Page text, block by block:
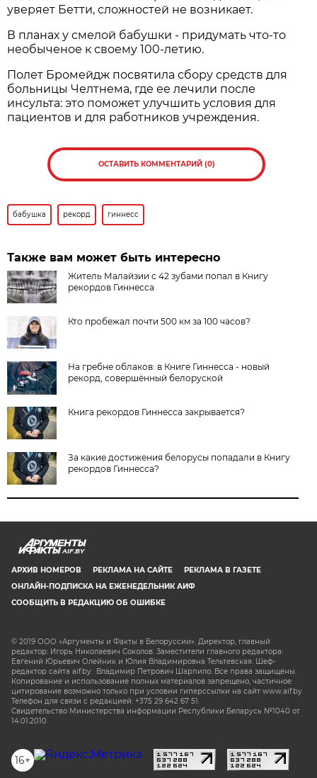
уверяет Бетти, сложностей не возникает.
В планах у смелой бабушки - придумать что-то
необыченое к своему 100-летию.
Полет Бромейдж посвятила сбору средств для
больницы Челтнема, где ее лечили после
инсульта: это поможет улучшить условия для
пациентов и для работников учреждения.
ОСТАВИТЬ КОММЕНТАРИЙ (0)
бабушка рекорд гиннесс
Также вам может быть интересно
Житель Малайзии с 42 зубами попал в Книгу
рекордов Гиннесса
Кто пробежал почти 500 км за 100 часов?
На гребне облаков: в Книге Гиннесса - новый
рекорд, совершённый белоруской
Книга рекордов Гиннесса закрывается?
За какие достижения белорусы попадали в Книгу
рекордов Гиннесса?
AIF.BY
АРХИВ НОМЕРОВ РЕКЛАМА НА САЙТЕ
РЕКЛАМА В ГАЗЕТЕ
ОНЛАЙН-ПОДПИСКА НА ЕЖЕНЕДЕЛЬНИК АИФ
СООБЩИТЬ В РЕДАКЦИЮ ОБ ОШИБКЕ
© 2019 ООО «Аргументы и Факты в Белоруссии». Директор, главный
редактор: Игорь Николаевич Соколов. Заместители главного редактора:
Евгений Юрьевич Олейник и Юлия Владимировна Тельтевская. Шеф-
редактор сайта aif.by: Владимир Петрович Шарпило. Все права защищены.
Копирование и использование полных материалов запрещено, частичное
цитирование возможно только при условии гиперссылки на сайт www.aif.by.
Телефон для связи с редакцией: +375 29 642 67 51.
Свидетельство Министерства информации Республики Беларусь №1040 от
14.01.2010
16+